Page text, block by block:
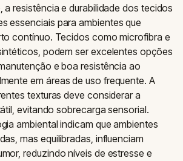
resistência e durabilidade dos tecidos
essenciais para ambientes que
contínuo. Tecidos como microfibra e
podem ser excelentes opções
e boa resistência ao
em áreas de uso frequente. A
texturas deve considerar a
evitando sobrecarga sensorial.
ambiental indicam que ambientes
mas equilibradas, influenciam
reduzindo níveis de estresse e